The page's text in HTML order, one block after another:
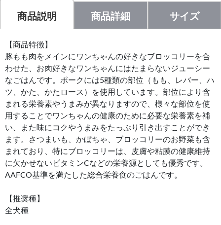
商品説明 商品詳細 サイズ
【商品特徴】
豚もも肉をメインにワンちゃんの好きなブロッコリーを合
わせた、お肉好きなワンちゃんにはたまらないジューシー
なごはんです。ポークには5種類の部位（もも、レバー、ハ
ツ、かた、かたロース）を使用しています。部位により含
まれる栄養素やうまみが異なりますので、様々な部位を使
用することでワンちゃんの健康のために必要な栄養素を補
い、また味にコクやうまみをたっぷり引き出すことができ
ます。さつまいも、かぼちゃ、ブロッコリーのお野菜も含
まれており、特にブロッコリーは、皮膚や粘膜の健康維持
に欠かせないビタミンCなどの栄養源としても優秀です。
AAFCO基準を満たした総合栄養食のごはんです。
【推奨種】
全犬種